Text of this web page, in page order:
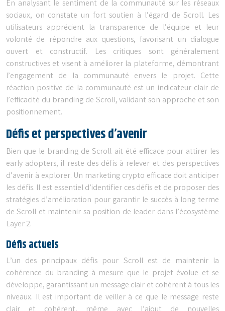
En analysant le sentiment de la communauté sur les réseaux
sociaux, on constate un fort soutien à l’égard de Scroll. Les
utilisateurs apprécient la transparence de l’équipe et leur
volonté de répondre aux questions, favorisant un dialogue
ouvert et constructif. Les critiques sont généralement
constructives et visent à améliorer la plateforme, démontrant
l’engagement de la communauté envers le projet. Cette
réaction positive de la communauté est un indicateur clair de
l’efficacité du branding de Scroll, validant son approche et son
positionnement.
Défis et perspectives d’avenir
Bien que le branding de Scroll ait été efficace pour attirer les
early adopters, il reste des défis à relever et des perspectives
d’avenir à explorer. Un marketing crypto efficace doit anticiper
les défis. Il est essentiel d’identifier ces défis et de proposer des
stratégies d’amélioration pour garantir le succès à long terme
de Scroll et maintenir sa position de leader dans l’écosystème
Layer 2.
Défis actuels
L’un des principaux défis pour Scroll est de maintenir la
cohérence du branding à mesure que le projet évolue et se
développe, garantissant un message clair et cohérent à tous les
niveaux. Il est important de veiller à ce que le message reste